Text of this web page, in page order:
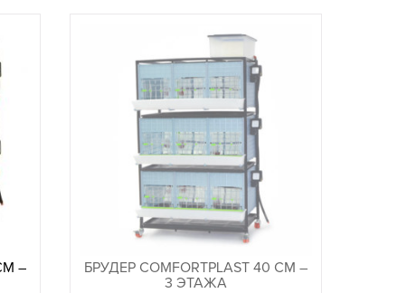
–
БРУДЕР COMFORTPLAST 40 СМ –
3 ЭТАЖА